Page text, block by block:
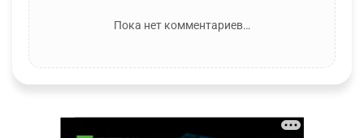
Пока нет комментариев…